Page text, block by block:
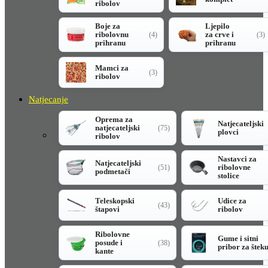
ribolov
Boje za
ribolovnu
prihranu
(4)
Ljepilo
za crve i
prihranu
(3)
Mamci za
ribolov
(3)
Natjecanje
Oprema za
natjecateljski
ribolov
(75)
Natjecateljski
plovci
Natjecateljski
podmetači
(51)
Nastavci za
ribolovne
stolice
Teleskopski
štapovi
(43)
Udice za
ribolov
Ribolovne
posude i
kante
(38)
Gume i sitni
pribor za šteku